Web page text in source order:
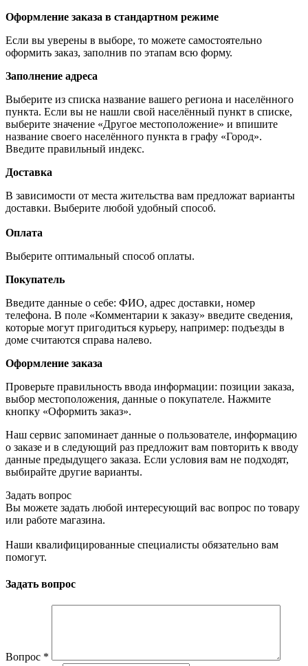
Оформление заказа в стандартном режиме
Если вы уверены в выборе, то можете самостоятельно
оформить заказ, заполнив по этапам всю форму.
Заполнение адреса
Выберите из списка название вашего региона и населённого
пункта. Если вы не нашли свой населённый пункт в списке,
выберите значение «Другое местоположение» и впишите
название своего населённого пункта в графу «Город».
Введите правильный индекс.
Доставка
В зависимости от места жительства вам предложат варианты
доставки. Выберите любой удобный способ.
Оплата
Выберите оптимальный способ оплаты.
Покупатель
Введите данные о себе: ФИО, адрес доставки, номер
телефона. В поле «Комментарии к заказу» введите сведения,
которые могут пригодиться курьеру, например: подъезды в
доме считаются справа налево.
Оформление заказа
Проверьте правильность ввода информации: позиции заказа,
выбор местоположения, данные о покупателе. Нажмите
кнопку «Оформить заказ».
Наш сервис запоминает данные о пользователе, информацию
о заказе и в следующий раз предложит вам повторить к вводу
данные предыдущего заказа. Если условия вам не подходят,
выбирайте другие варианты.
Задать вопрос
Вы можете задать любой интересующий вас вопрос по товару
или работе магазина.
Наши квалифицированные специалисты обязательно вам
помогут.
Задать вопрос
Вопрос *